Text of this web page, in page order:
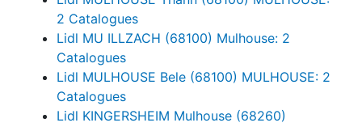
2 Catalogues
Lidl MU ILLZACH (68100) Mulhouse: 2
Catalogues
Lidl MULHOUSE Bele (68100) MULHOUSE: 2
Catalogues
Lidl KINGERSHEIM Mulhouse (68260)